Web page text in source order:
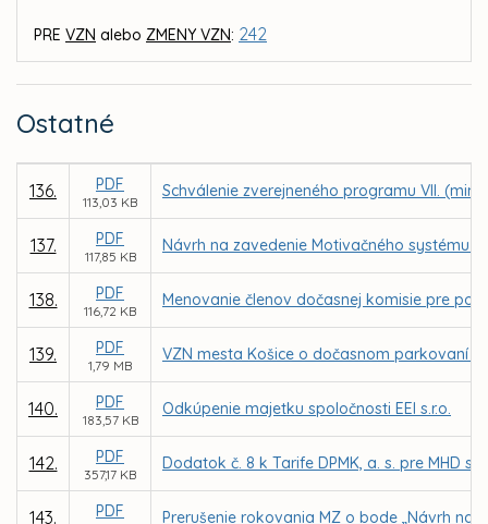
PRE VZN alebo ZMENY VZN: 242
Ostatné
136. PDF
113,03 KB
Schválenie zverejneného programu VII.
137. PDF
117,85 KB
Návrh na zavedenie Motivačného systému
138. PDF
116,72 KB
Menovanie členov dočasnej komisie pre
139. PDF
1,79 MB
VZN mesta Košice o dočasnom parkovaní
140. PDF
183,57 KB
Odkúpenie majetku spoločnosti EEI s.r.o.
142. PDF
357,17 KB
Dodatok č. 8 k Tarife DPMK, a. s. pre MHD s
143. PDF Prerušenie rokovania MZ o bode „Návrh na